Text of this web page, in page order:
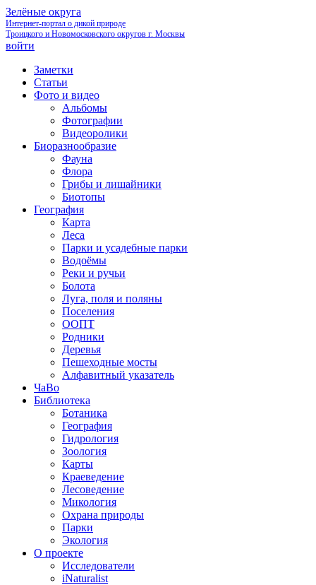
Зелёные округа
Интернет-портал о дикой природе
Троицкого и Новомосковского округов г. Москвы
войти
Заметки
Статьи
Фото и видео
Альбомы
Фотографии
Видеоролики
Биоразнообразие
Фауна
Флора
Грибы и лишайники
Биотопы
География
Карта
Леса
Парки и усадебные парки
Водоёмы
Реки и ручьи
Болота
Луга, поля и поляны
Поселения
ООПТ
Родники
Деревья
Пешеходные мосты
Алфавитный указатель
ЧаВо
Библиотека
Ботаника
География
Гидрология
Зоология
Карты
Краеведение
Лесоведение
Микология
Охрана природы
Парки
Экология
О проекте
Исследователи
iNaturalist